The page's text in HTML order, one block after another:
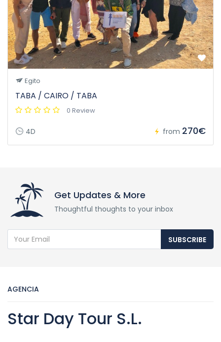
Egito
TABA / CAIRO / TABA
0 Review
4D from 270€
Get Updates & More
Thoughtful thoughts to your inbox
SUBSCRIBE
AGENCIA
Star Day Tour S.L.